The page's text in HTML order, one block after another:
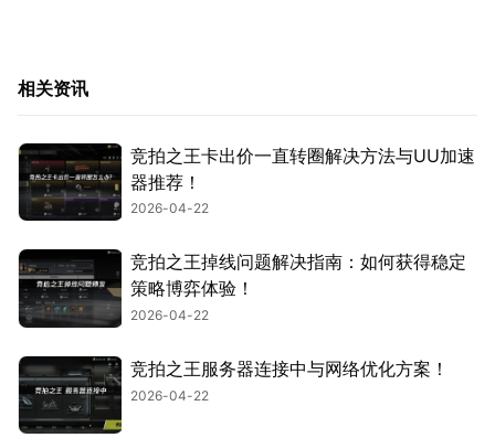
相关资讯
竞拍之王卡出价一直转圈解决方法与UU加速
器推荐！
2026-04-22
竞拍之王掉线问题解决指南：如何获得稳定
策略博弈体验！
2026-04-22
竞拍之王服务器连接中与网络优化方案！
2026-04-22